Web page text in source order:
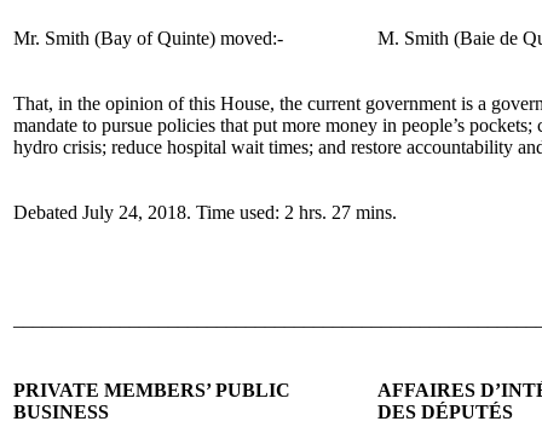
Mr. Smith (Bay of Quinte) moved:- M. Smith (Baie de
That, in the opinion of this House, the current government is a
mandate to pursue policies that put more money in people’s pockets;
hydro crisis; reduce hospital wait times; and restore accountability
Debated July 24, 2018. Time used: 2 hrs. 27 mins.
PRIVATE MEMBERS’ PUBLIC
BUSINESS
AFFAIRES
DES DÉPUTÉS